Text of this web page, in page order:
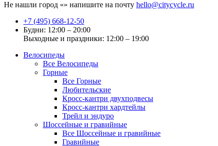
Не нашли город «» напишите на почту hello@citycycle.ru
+7 (495) 668-12-50
Будни: 12:00 – 20:00
Выходные и праздники: 12:00 – 19:00
Велосипеды
Все Велосипеды
Горные
Все Горные
Любительские
Кросс-кантри двухподвесы
Кросс-кантри хардтейлы
Трейл и эндуро
Шоссейные и гравийные
Все Шоссейные и гравийные
Гравийные